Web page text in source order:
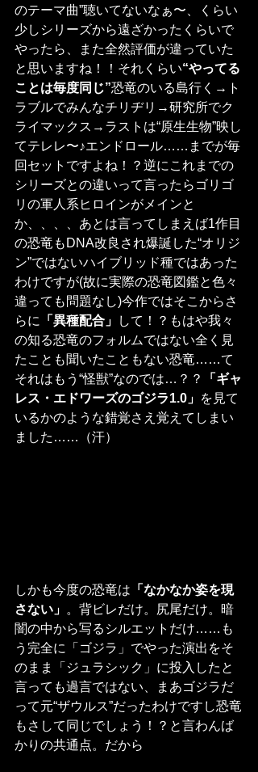
のテーマ曲”聴いてないなぁ〜、くらい
少しシリーズから遠ざかったくらいで
やったら、また全然評価が違っていた
と思いますね！！それくらい“やってる
ことは毎度同じ”恐竜のいる島行く→ト
ラブルでみんなチリヂリ→研究所でク
ライマックス→ラストは“原生生物”映し
てテレレ〜♪エンドロール……までが毎
回セットですよね！？逆にこれまでの
シリーズとの違いって言ったらゴリゴ
リの軍人系ヒロインがメインと
か、、、、あとは言ってしまえば1作目
の恐竜もDNA改良され爆誕した“オリジ
ン”ではないハイブリッド種ではあった
わけですが(故に実際の恐竜図鑑と色々
違っても問題なし)今作ではそこからさ
らに
「異種配合」
して！？もはや我々
の知る恐竜のフォルムではない全く見
たことも聞いたこともない恐竜……て
それはもう“怪獣”なのでは…？？
「ギャ
レス・エドワーズのゴジラ1.0」 を見て
いるかのような錯覚さえ覚えてしまい
ました……（汗）
しかも今度の恐竜は 「なかなか姿を現
さない」 。背ビレだけ。尻尾だけ。暗
闇の中から写るシルエットだけ……も
う完全に「ゴジラ」でやった演出をそ
のまま「ジュラシック」に投入したと
言っても過言ではない、まあゴジラだ
って元“ザウルス”だったわけですし恐竜
もさして同じでしょう！？と言わんば
かりの共通点。だから